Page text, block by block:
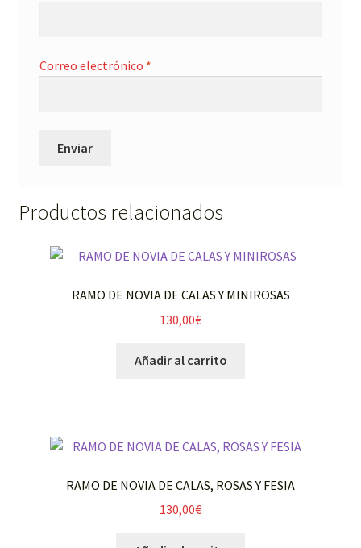
Correo electrónico *
Productos relacionados
RAMO DE NOVIA DE CALAS Y MINIROSAS
130,00€
Añadir al carrito
RAMO DE NOVIA DE CALAS, ROSAS Y FESIA
130,00€